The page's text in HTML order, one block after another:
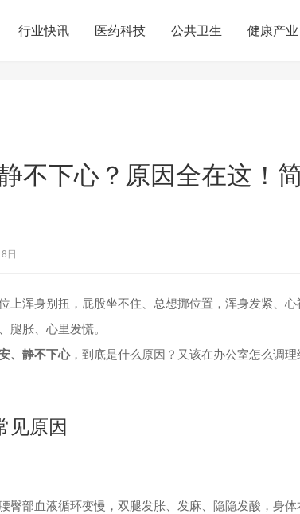
行业快讯 医药科技 公共卫生 健康产业
不下心？原因全在这！
日
上浑身别扭，屁股坐不住、总想挪位置，浑身发紧、
胀、心里发慌。
、静不下心，到底是什么原因？又该在办公室怎么调
见原因
臀部血液循环变慢，双腿发胀、发麻、隐隐发酸，身